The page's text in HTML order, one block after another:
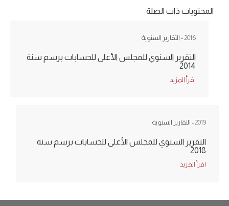
المحتويات ذات الصلة
2016- التقارير السنوية
التقرير السنوي للمجلس الأعلى للحسابات برسم سنة
2014
اقرأ المزيد
2019- التقارير السنوية
التقرير السنوي للمجلس الأعلى للحسابات برسم سنة
2018
اقرأ المزيد